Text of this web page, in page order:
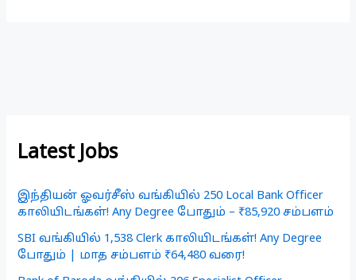
Latest Jobs
இந்தியன் ஓவர்சீஸ் வங்கியில் 250 Local Bank Officer
காலியிடங்கள்! Any Degree போதும் – ₹85,920 சம்பளம்
SBI வங்கியில் 1,538 Clerk காலியிடங்கள்! Any Degree
போதும் | மாத சம்பளம் ₹64,480 வரை!